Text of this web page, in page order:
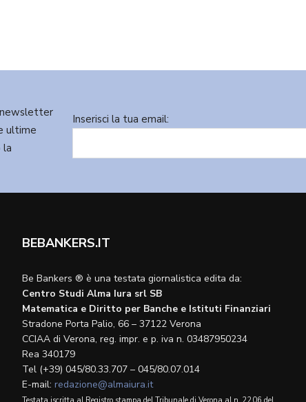
newsletter
ultime
Inserisci la tua email:
BEBANKERS.IT
Be Bankers ® è una testata giornalistica edita da:
Centro Studi Alma Iura srl SB
Matematica e Diritto per Banche e Istituti Finanziari
Stradone Porta Palio, 66 – 37122 Verona
CCIAA di Verona, reg. impr. e p. iva n. 03487950234
Rea 340179
Tel (+39) 045/80.33.707 – 045/80.07.014
E-mail: redazione@almaiura.it